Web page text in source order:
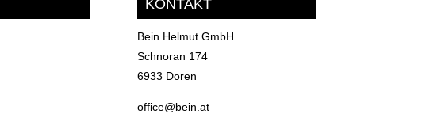
KONTAKT
Bein Helmut GmbH
Schnoran 174
6933 Doren
office@bein.at